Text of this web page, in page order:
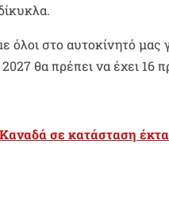
στο αυτοκίνητό μας
θα πρέπει να έχει 16
σε κατάσταση